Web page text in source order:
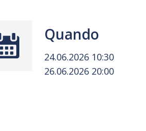
Quando
24.06.2026 10:30
26.06.2026 20:00